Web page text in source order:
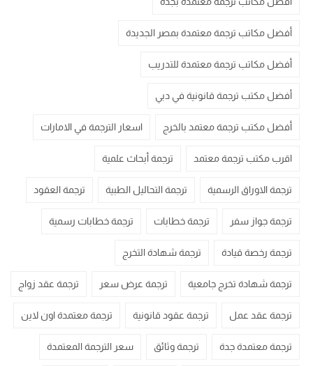
أفضل مكاتب ترجمة معتمدة بمصر الجديدة
أفضل مكاتب ترجمة معتمدة للتدريب
أفضل مكتب ترجمة قانونية في دبي
أفضل مكتب ترجمة معتمد بالخرج اسعار الترجمة في الامارات
اقرب مكتب ترجمة معتمد ترجمة أبحاث علمية
ترجمة الاوراق الرسمية ترجمة التحاليل الطبية ترجمة العقود
ترجمة جواز سفر ترجمة خطابات ترجمة خطابات رسمية
ترجمة رخصة قيادة ترجمة شهادة التخرج
ترجمة شهادة تخرج جامعية ترجمة عرض سعر ترجمة عقد زواج
ترجمة عقد عمل ترجمة عقود قانونية ترجمة معتمدة اون لاين
ترجمة معتمدة جدة ترجمة وثائق سعر الترجمة المعتمدة